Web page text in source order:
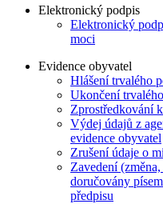
Elektronický podpis
Elektronický
moci
Evidence obyvatel
Hlášení trvalého
Ukončení
Zprostředkování
Výdej údajů z
evidence obyvatel
Zrušení údaje o
Zavedení
doručovány
předpisu